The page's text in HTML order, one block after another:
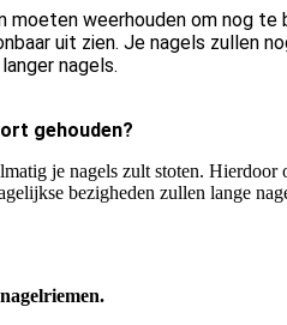
weerhouden om nog te
uit zien. Je nagels zullen
nagels.
gehouden?
je nagels zult stoten. Hierdoor
bezigheden zullen lange